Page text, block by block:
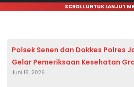
SCROLL UNTUK LANJUT
Polsek Senen dan Dokkes Polres
Gelar Pemeriksaan Kesehatan
Warga Paseban
Juni 18, 2026